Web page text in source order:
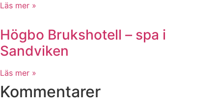
Läs mer »
Högbo Brukshotell – spa i
Sandviken
Läs mer »
Kommentarer